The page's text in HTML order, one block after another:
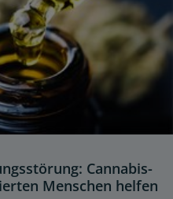
Cannabis-
Menschen helfen